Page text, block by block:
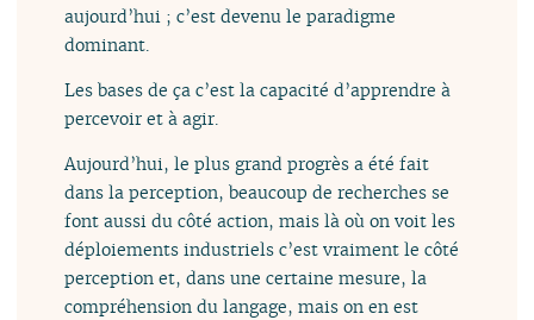
aujourd’hui ; c’est devenu le paradigme
dominant.
Les bases de ça c’est la capacité d’apprendre à
percevoir et à agir.
Aujourd’hui, le plus grand progrès a été fait
dans la perception, beaucoup de recherches se
font aussi du côté action, mais là où on voit les
déploiements industriels c’est vraiment le côté
perception et, dans une certaine mesure, la
compréhension du langage, mais on en est